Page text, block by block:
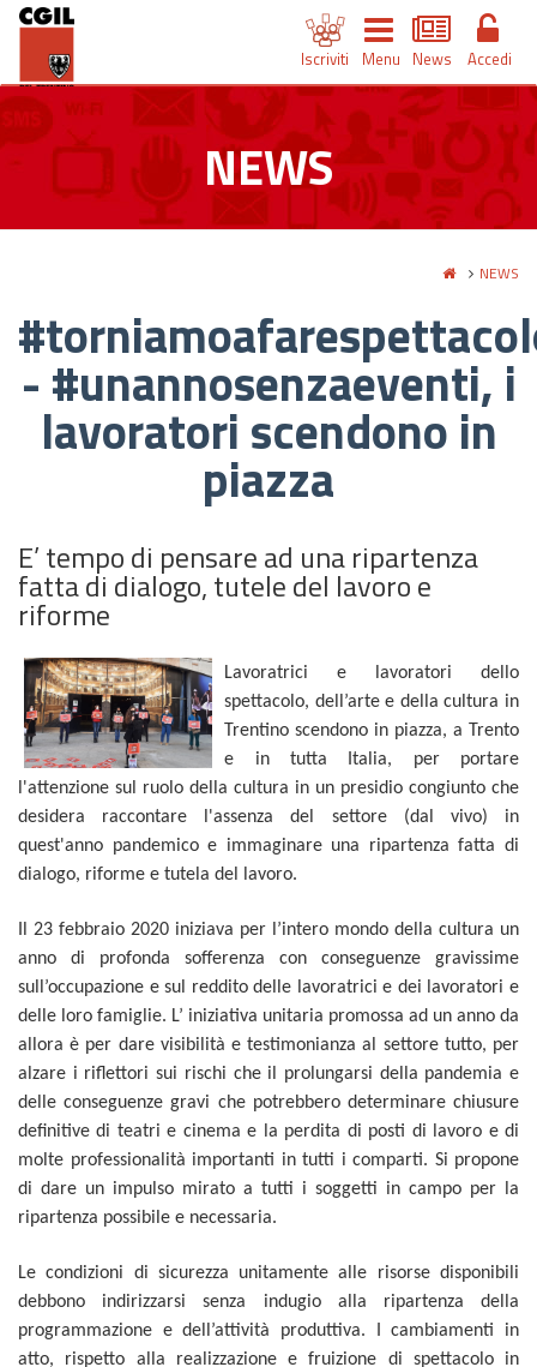
Iscriviti Menu News Accedi
NEWS
NEWS
- #unannosenzaeventi, i
lavoratori scendono in
piazza
E’ tempo di pensare ad una ripartenza
fatta di dialogo, tutele del lavoro e
riforme
Lavoratrici e lavoratori dello
spettacolo, dell’arte e della cultura in
Trentino scendono in piazza, a Trento
e in tutta Italia, per portare
l'attenzione sul ruolo della cultura in un presidio congiunto che
desidera raccontare l'assenza del settore (dal vivo) in
quest'anno pandemico e immaginare una ripartenza fatta di
dialogo, riforme e tutela del lavoro.
Il 23 febbraio 2020 iniziava per l’intero mondo della cultura un
anno di profonda sofferenza con conseguenze gravissime
sull’occupazione e sul reddito delle lavoratrici e dei lavoratori e
delle loro famiglie. L’ iniziativa unitaria promossa ad un anno da
allora è per dare visibilità e testimonianza al settore tutto, per
alzare i riflettori sui rischi che il prolungarsi della pandemia e
delle conseguenze gravi che potrebbero determinare chiusure
definitive di teatri e cinema e la perdita di posti di lavoro e di
molte professionalità importanti in tutti i comparti. Si propone
di dare un impulso mirato a tutti i soggetti in campo per la
ripartenza possibile e necessaria.
Le condizioni di sicurezza unitamente alle risorse disponibili
debbono indirizzarsi senza indugio alla ripartenza della
programmazione e dell’attività produttiva. I cambiamenti in
atto, rispetto alla realizzazione e fruizione di spettacolo in